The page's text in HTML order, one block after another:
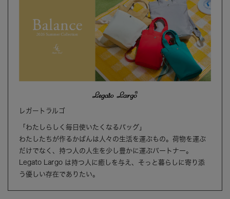
レガートラルゴ
「わたしらしく毎日使いたくなるバッグ」
わたしたちが作るかばんは人々の生活を運ぶもの。荷物を運ぶ
だけでなく、持つ人の人生を少し豊かに運ぶパートナー。
Legato Largo は持つ人に癒しを与え、そっと暮らしに寄り添
う優しい存在でありたい。